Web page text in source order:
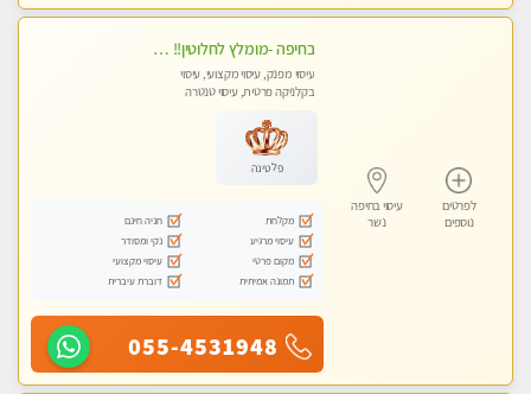
לפרטים
נוספים
עיסוי בחיפה
נשר
בחיפה -מומלץ לחלוטין!! מעסה יפה איכותית מקצועית ומפנקת מאוד פרטי מומלץ בחום.עיסוי מפנק מאוווד.
עיסוי מפנק, עיסוי מקצועי, עיסוי
בקלניקה פרטית, עיסוי טנטרה
פלטינה
מקלחת
חניה חינם
עיסוי מרגיע
נקי ומסודר
מקום פרטי
עיסוי מקצועי
תמונה אמיתית
דוברת עיברית
055-4531948